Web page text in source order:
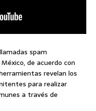
spam
de acuerdo con
revelan los
para realizar
a través de